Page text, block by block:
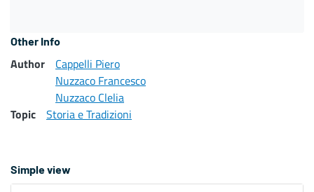
Other Info
Author
Cappelli Piero
Nuzzaco Francesco
Nuzzaco Clelia
Topic
Storia e Tradizioni
Simple view